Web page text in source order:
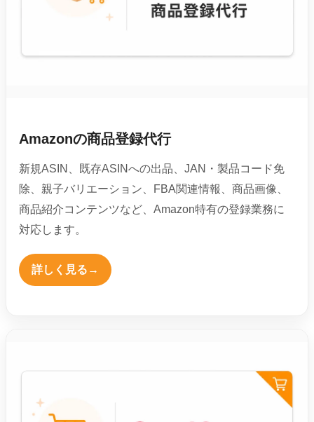
Amazonの商品登録代行
新規ASIN、既存ASINへの出品、JAN・製品コード免
除、親子バリエーション、FBA関連情報、商品画像、
商品紹介コンテンツなど、Amazon特有の登録業務に
対応します。
詳しく見る →